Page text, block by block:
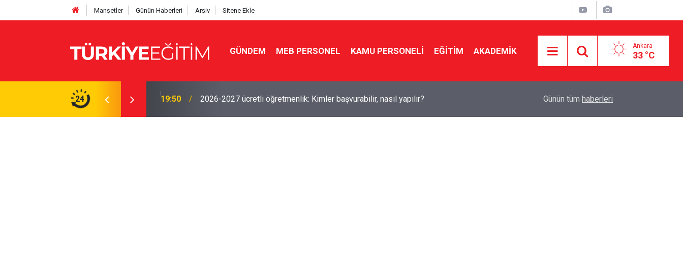
Manşetler Günün Haberleri Arşiv Sitene Ekle
GÜNDEM MEB PERSONEL KAMU PERSONELİ EĞİTİM AKADEMİK Ankara
33 °C
24
Ödenek modülü açılmadı, Okul müdürleri
19:50 2026-2027 ücretli öğretmenlik: Kimler başvurabilir, nasıl yapılır? Ücretli öğretmenlere kadro yok! Bakan Tekin
Günün tüm haberleri